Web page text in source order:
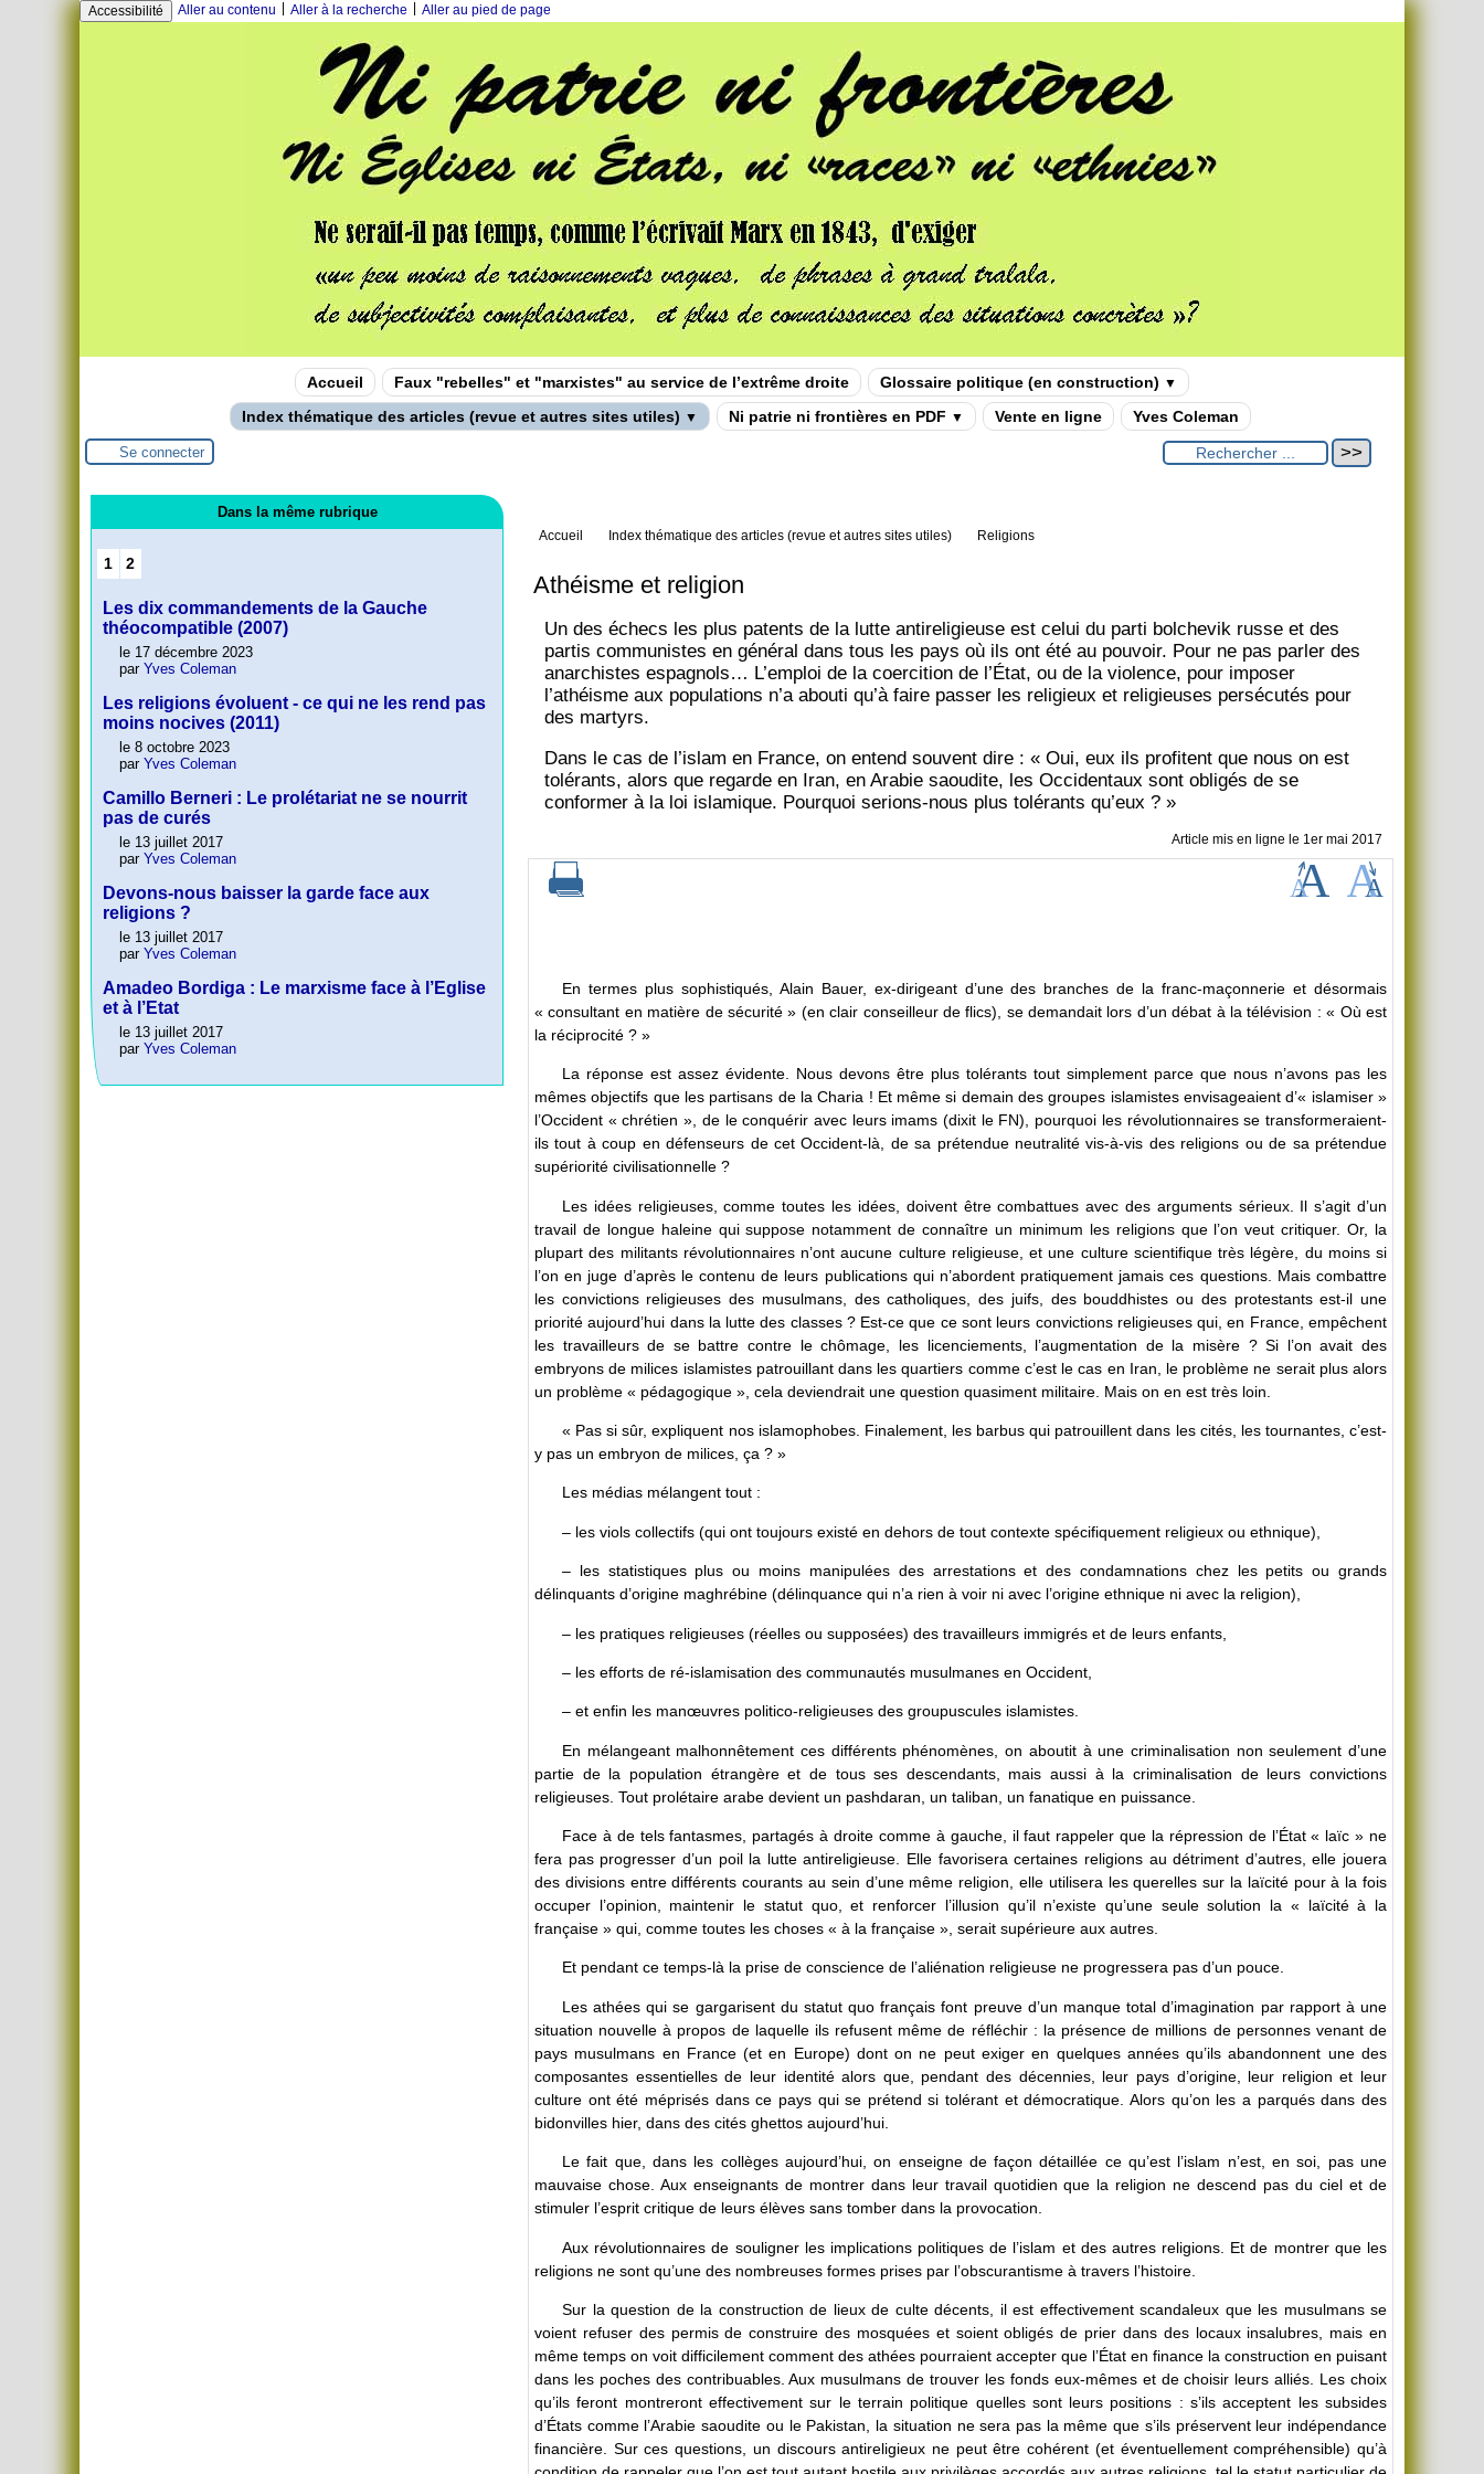
Accessibilité Aller au contenu Aller à la recherche Aller au pied de page
Accueil Faux "rebelles" et "marxistes" au service de l’extrême droite Glossaire politique (en construction) ▼
Index thématique des articles (revue et autres sites utiles) ▼ Ni patrie ni frontières en PDF ▼ Vente en ligne Yves Coleman
Se connecter
Accueil Index thématique des articles (revue et autres sites utiles) Religions
Athéisme et religion
Un des échecs les plus patents de la lutte antireligieuse est celui du parti bolchevik russe et des
partis communistes en général dans tous les pays où ils ont été au pouvoir. Pour ne pas parler des
anarchistes espagnols… L’emploi de la coercition de l’État, ou de la violence, pour imposer
l’athéisme aux populations n’a abouti qu’à faire passer les religieux et religieuses persécutés pour
des martyrs.
Dans le cas de l’islam en France, on entend souvent dire : « Oui, eux ils profitent que nous on est
tolérants, alors que regarde en Iran, en Arabie saoudite, les Occidentaux sont obligés de se
conformer à la loi islamique. Pourquoi serions-nous plus tolérants qu’eux ? »
Article mis en ligne le 1er mai 2017
En termes plus sophistiqués, Alain Bauer, ex-dirigeant d’une des branches de la franc-maçonnerie et désormais
« consultant en matière de sécurité » (en clair conseilleur de flics), se demandait lors d’un débat à la télévision : « Où est
la réciprocité ? »
La réponse est assez évidente. Nous devons être plus tolérants tout simplement parce que nous n’avons pas les
mêmes objectifs que les partisans de la Charia ! Et même si demain des groupes islamistes envisageaient d’« islamiser »
l’Occident « chrétien », de le conquérir avec leurs imams (dixit le FN), pourquoi les révolutionnaires se transformeraient-
ils tout à coup en défenseurs de cet Occident-là, de sa prétendue neutralité vis-à-vis des religions ou de sa prétendue
supériorité civilisationnelle ?
Les idées religieuses, comme toutes les idées, doivent être combattues avec des arguments sérieux. Il s’agit d’un
travail de longue haleine qui suppose notamment de connaître un minimum les religions que l’on veut critiquer. Or, la
plupart des militants révolutionnaires n’ont aucune culture religieuse, et une culture scientifique très légère, du moins si
l’on en juge d’après le contenu de leurs publications qui n’abordent pratiquement jamais ces questions. Mais combattre
les convictions religieuses des musulmans, des catholiques, des juifs, des bouddhistes ou des protestants est-il une
priorité aujourd’hui dans la lutte des classes ? Est-ce que ce sont leurs convictions religieuses qui, en France, empêchent
les travailleurs de se battre contre le chômage, les licenciements, l’augmentation de la misère ? Si l’on avait des
embryons de milices islamistes patrouillant dans les quartiers comme c’est le cas en Iran, le problème ne serait plus alors
un problème « pédagogique », cela deviendrait une question quasiment militaire. Mais on en est très loin.
« Pas si sûr, expliquent nos islamophobes. Finalement, les barbus qui patrouillent dans les cités, les tournantes, c’est-
y pas un embryon de milices, ça ? »
Les médias mélangent tout :
– les viols collectifs (qui ont toujours existé en dehors de tout contexte spécifiquement religieux ou ethnique),
– les statistiques plus ou moins manipulées des arrestations et des condamnations chez les petits ou grands
délinquants d’origine maghrébine (délinquance qui n’a rien à voir ni avec l’origine ethnique ni avec la religion),
– les pratiques religieuses (réelles ou supposées) des travailleurs immigrés et de leurs enfants,
– les efforts de ré-islamisation des communautés musulmanes en Occident,
– et enfin les manœuvres politico-religieuses des groupuscules islamistes.
En mélangeant malhonnêtement ces différents phénomènes, on aboutit à une criminalisation non seulement d’une
partie de la population étrangère et de tous ses descendants, mais aussi à la criminalisation de leurs convictions
religieuses. Tout prolétaire arabe devient un pashdaran, un taliban, un fanatique en puissance.
Face à de tels fantasmes, partagés à droite comme à gauche, il faut rappeler que la répression de l’État « laïc » ne
fera pas progresser d’un poil la lutte antireligieuse. Elle favorisera certaines religions au détriment d’autres, elle jouera
des divisions entre différents courants au sein d’une même religion, elle utilisera les querelles sur la laïcité pour à la fois
occuper l’opinion, maintenir le statut quo, et renforcer l’illusion qu’il n’existe qu’une seule solution la « laïcité à la
française » qui, comme toutes les choses « à la française », serait supérieure aux autres.
Et pendant ce temps-là la prise de conscience de l’aliénation religieuse ne progressera pas d’un pouce.
Les athées qui se gargarisent du statut quo français font preuve d’un manque total d’imagination par rapport à une
situation nouvelle à propos de laquelle ils refusent même de réfléchir : la présence de millions de personnes venant de
pays musulmans en France (et en Europe) dont on ne peut exiger en quelques années qu’ils abandonnent une des
composantes essentielles de leur identité alors que, pendant des décennies, leur pays d’origine, leur religion et leur
culture ont été méprisés dans ce pays qui se prétend si tolérant et démocratique. Alors qu’on les a parqués dans des
bidonvilles hier, dans des cités ghettos aujourd’hui.
Le fait que, dans les collèges aujourd’hui, on enseigne de façon détaillée ce qu’est l’islam n’est, en soi, pas une
mauvaise chose. Aux enseignants de montrer dans leur travail quotidien que la religion ne descend pas du ciel et de
stimuler l’esprit critique de leurs élèves sans tomber dans la provocation.
Aux révolutionnaires de souligner les implications politiques de l’islam et des autres religions. Et de montrer que les
religions ne sont qu’une des nombreuses formes prises par l’obscurantisme à travers l’histoire.
Sur la question de la construction de lieux de culte décents, il est effectivement scandaleux que les musulmans se
voient refuser des permis de construire des mosquées et soient obligés de prier dans des locaux insalubres, mais en
même temps on voit difficilement comment des athées pourraient accepter que l’État en finance la construction en puisant
dans les poches des contribuables. Aux musulmans de trouver les fonds eux-mêmes et de choisir leurs alliés. Les choix
qu’ils feront montreront effectivement sur le terrain politique quelles sont leurs positions : s’ils acceptent les subsides
d’États comme l’Arabie saoudite ou le Pakistan, la situation ne sera pas la même que s’ils préservent leur indépendance
financière. Sur ces questions, un discours antireligieux ne peut être cohérent (et éventuellement compréhensible) qu’à
Dans la même rubrique
1 2
Les dix commandements de la Gauche
théocompatible (2007)
le 17 décembre 2023
par Yves Coleman
Les religions évoluent - ce qui ne les rend pas
moins nocives (2011)
le 8 octobre 2023
par Yves Coleman
Camillo Berneri : Le prolétariat ne se nourrit
pas de curés
le 13 juillet 2017
par Yves Coleman
Devons-nous baisser la garde face aux
religions ?
le 13 juillet 2017
par Yves Coleman
Amadeo Bordiga : Le marxisme face à l’Eglise
et à l’Etat
le 13 juillet 2017
par Yves Coleman